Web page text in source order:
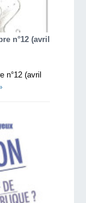
n°12 (avril
n°12 (avril